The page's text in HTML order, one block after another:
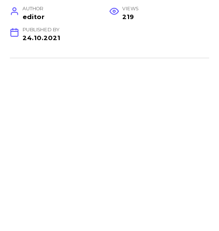
AUTHOR
editor
VIEWS
219
PUBLISHED BY
24.10.2021